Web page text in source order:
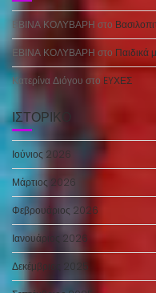
ΕΒΙΝΑ ΚΟΛΥΒΑΡΗ στο
ΕΒΙΝΑ ΚΟΛΥΒΑΡΗ στο Παιδικά
Κατερίνα Διόγου στο EYΧΕΣ
ΙΣΤΟΡΙΚΌ
Ιούνιος 2026
Μάρτιος 2026
Φεβρουάριος 2026
Ιανουάριος 2026
Δεκέμβριος 2025